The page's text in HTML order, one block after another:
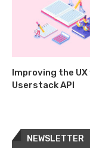
Improving the
Userstack API
NEWSLETTER